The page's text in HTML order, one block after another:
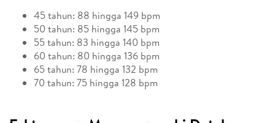
45 tahun: 88 hingga 149 bpm
50 tahun: 85 hingga 145 bpm
55 tahun: 83 hingga 140 bpm
60 tahun: 80 hingga 136 bpm
65 tahun: 78 hingga 132 bpm
70 tahun: 75 hingga 128 bpm